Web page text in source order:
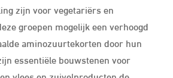
zijn voor vegetariërs en
groepen mogelijk een verhoogd
aminozuurtekorten door hun
essentiële bouwstenen voor